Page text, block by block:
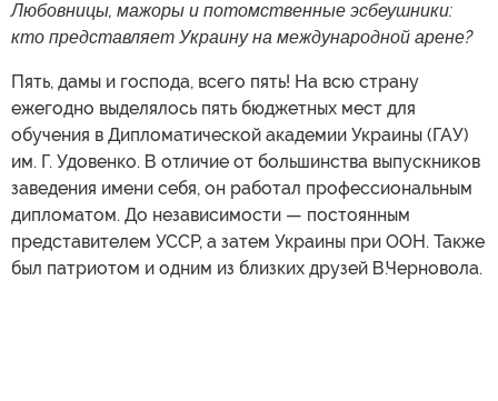
Любовницы, мажоры и потомственные эсбеушники:
кто представляет Украину на международной арене?
Пять, дамы и господа, всего пять! На всю страну
ежегодно выделялось пять бюджетных мест для
обучения в Дипломатической академии Украины (ГАУ)
им. Г. Удовенко. В отличие от большинства выпускников
заведения имени себя, он работал профессиональным
дипломатом. До независимости — постоянным
представителем УССР, а затем Украины при ООН. Также
был патриотом и одним из близких друзей В.Черновола.